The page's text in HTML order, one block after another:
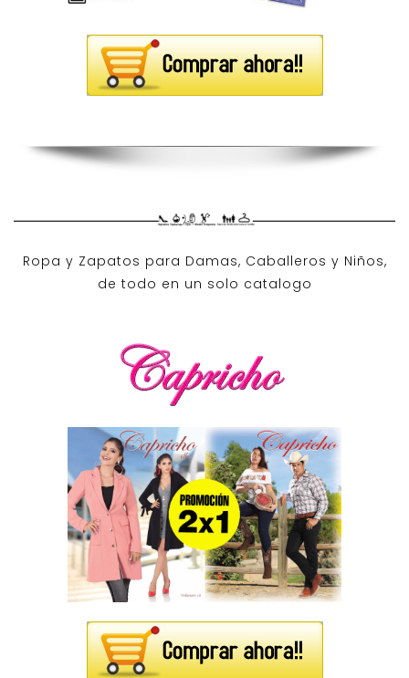
Ropa y Zapatos para Damas, Caballeros y Niños,
de todo en un solo catalogo